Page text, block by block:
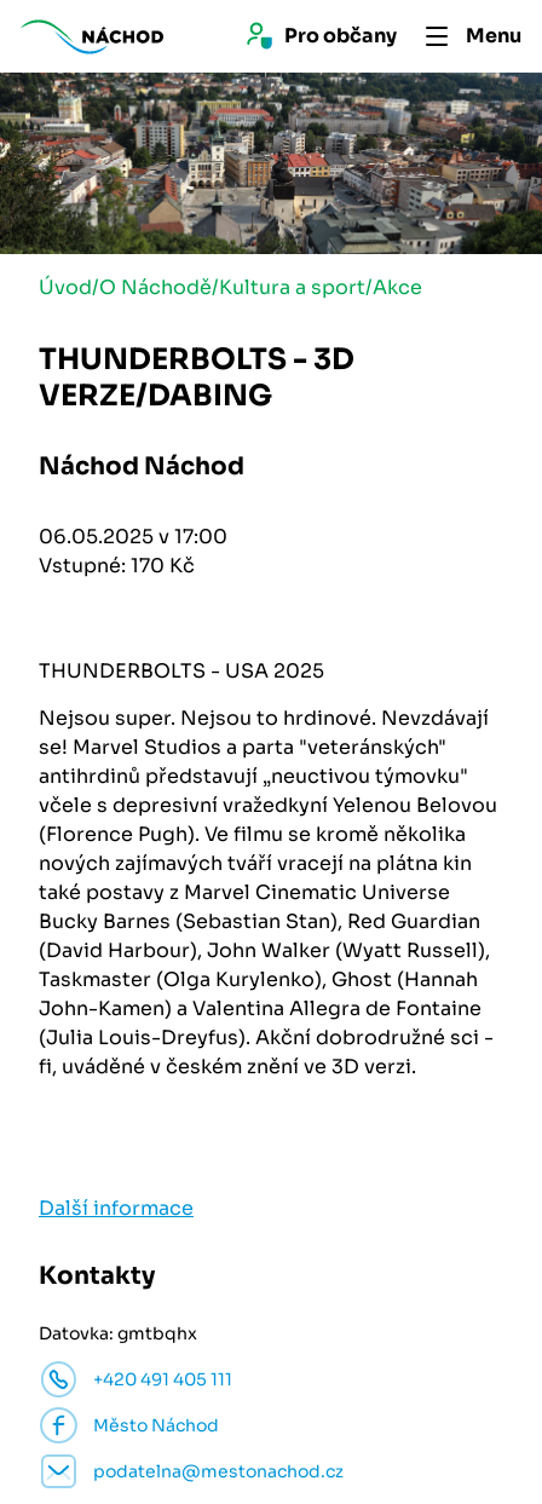
Pro občany Menu
Úvod/O Náchodě/Kultura a sport/Akce
THUNDERBOLTS - 3D
VERZE/DABING
Náchod Náchod
06.05.2025 v 17:00
Vstupné: 170 Kč
THUNDERBOLTS - USA 2025
Nejsou super. Nejsou to hrdinové. Nevzdávají
se! Marvel Studios a parta "veteránských"
antihrdinů představují „neuctivou týmovku"
včele s depresivní vražedkyní Yelenou Belovou
(Florence Pugh). Ve filmu se kromě několika
nových zajímavých tváří vracejí na plátna kin
také postavy z Marvel Cinematic Universe
Bucky Barnes (Sebastian Stan), Red Guardian
(David Harbour), John Walker (Wyatt Russell),
Taskmaster (Olga Kurylenko), Ghost (Hannah
John-Kamen) a Valentina Allegra de Fontaine
(Julia Louis-Dreyfus). Akční dobrodružné sci -
fi, uváděné v českém znění ve 3D verzi.
Další informace
Kontakty
Datovka: gmtbqhx
+420 491 405 111
Město Náchod
podatelna@mestonachod.cz